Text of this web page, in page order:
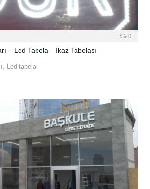
0
– Led Tabela – İkaz Tabelası
Led tabela